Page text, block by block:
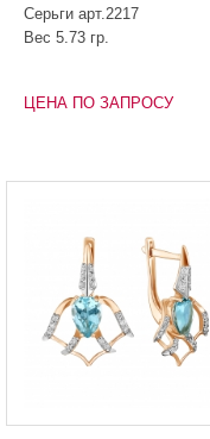
Серьги арт.2217
Вес 5.73 гр.
ЦЕНА ПО ЗАПРОСУ